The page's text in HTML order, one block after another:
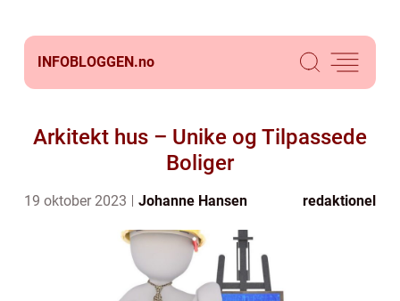
INFOBLOGGEN.no
Arkitekt hus – Unike og Tilpassede
Boliger
19 oktober 2023 Johanne Hansen redaktionel